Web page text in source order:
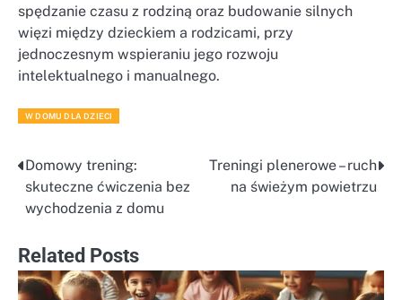
spędzanie czasu z rodziną oraz budowanie silnych
więzi między dzieckiem a rodzicami, przy
jednoczesnym wspieraniu jego rozwoju
intelektualnego i manualnego.
W DOMU DLA DZIECI
Nawigacja
wpisu
Domowy trening:
skuteczne ćwiczenia bez
wychodzenia z domu
Treningi plenerowe – ruch
na świeżym powietrzu
Related Posts